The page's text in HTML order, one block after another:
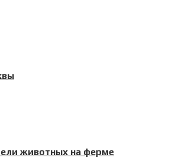
животных на ферме